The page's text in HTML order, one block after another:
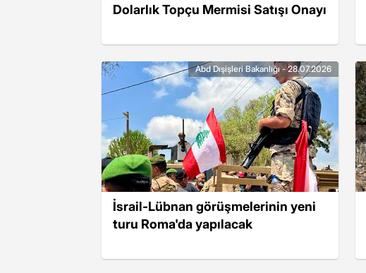
Dolarlık Topçu Mermisi Satışı Onayı
İsrail-Lübnan görüşmelerinin yeni
turu Roma'da yapılacak
Abd Dışişleri Bakanlığı - 28.07.2026